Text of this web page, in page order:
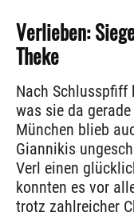
Verlieben:
Theke
Nach Schlusspfiff
was sie da
München blieb
Giannikis
Verl einen
konnten es vor
trotz zahlreicher